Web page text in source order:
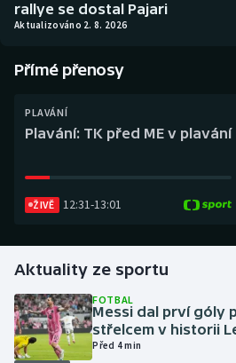
Boby a skeleton
Box
Curling
Golf
Gymnastika
Házená
AZ kvíz
rallye se dostal Pajari
Aktualizováno 2. 8. 2026
Přímé přenosy
PLAVÁNÍ
Plavání: TK před ME v plavání
ŽIVĚ 12:31-13:01
Aktuality ze sportu
FOTBAL
Messi dal prví góly
střelcem v historii
Před 4 min